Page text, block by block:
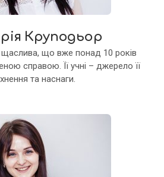
Круподьор
щаслива, що вже понад 10 років
справою. Її учні – джерело її
та наснаги.